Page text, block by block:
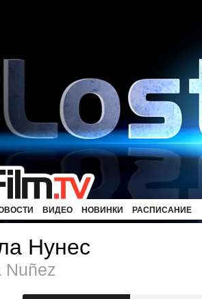
ВИДЕО НОВИНКИ РАСПИСАНИЕ
Нунес
Nuñez